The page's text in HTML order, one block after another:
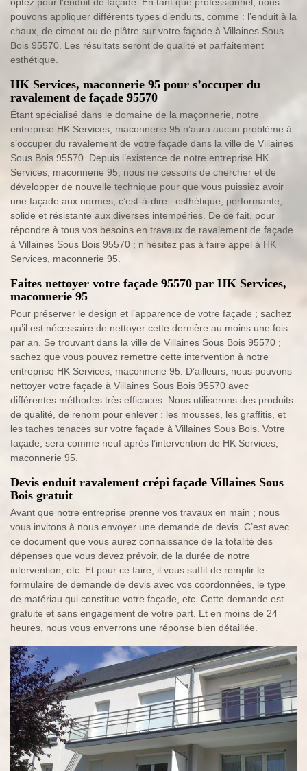
optez pour l’enduit de façade. En tant que professionnel, nous
pouvons appliquer différents types d’enduits, comme : l’enduit à la
chaux, de ciment ou de plâtre sur votre façade à Villaines Sous
Bois 95570. Les résultats seront de qualité et parfaitement
esthétique.
HK Services, maconnerie 95 pour s’occuper du
ravalement de façade 95570
Étant spécialisé dans le domaine de la maçonnerie, notre
entreprise HK Services, maconnerie 95 n’aura aucun problème à
s’occuper du ravalement de votre façade dans la ville de Villaines
Sous Bois 95570. Depuis l’existence de notre entreprise HK
Services, maconnerie 95, nous ne cessons de chercher et de
développer de nouvelle technique pour que vous puissiez avoir
une façade aux normes, c’est-à-dire : esthétique, performante,
solide et résistante aux diverses intempéries. De ce fait, pour
répondre à tous vos besoins en travaux de ravalement de façade
à Villaines Sous Bois 95570 ; n’hésitez pas à faire appel à HK
Services, maconnerie 95.
Faites nettoyer votre façade 95570 par HK Services,
maconnerie 95
Pour préserver le design et l’apparence de votre façade ; sachez
qu’il est nécessaire de nettoyer cette dernière au moins une fois
par an. Se trouvant dans la ville de Villaines Sous Bois 95570 ;
sachez que vous pouvez remettre cette intervention à notre
entreprise HK Services, maconnerie 95. D’ailleurs, nous pouvons
nettoyer votre façade à Villaines Sous Bois 95570 avec
différentes méthodes très efficaces. Nous utiliserons des produits
de qualité, de renom pour enlever : les mousses, les graffitis, et
les taches tenaces sur votre façade à Villaines Sous Bois. Votre
façade, sera comme neuf après l’intervention de HK Services,
maconnerie 95.
Devis enduit ravalement crépi façade Villaines Sous
Bois gratuit
Avant que notre entreprise prenne vos travaux en main ; nous
vous invitons à nous envoyer une demande de devis. C’est avec
ce document que vous aurez connaissance de la totalité des
dépenses que vous devez prévoir, de la durée de notre
intervention, etc. Et pour ce faire, il vous suffit de remplir le
formulaire de demande de devis avec vos coordonnées, le type
de matériau qui constitue votre façade, etc. Cette demande est
gratuite et sans engagement de votre part. Et en moins de 24
heures, nous vous enverrons une réponse bien détaillée.